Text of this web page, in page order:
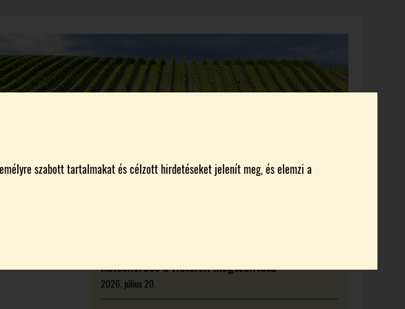
szabott tartalmakat és célzott hirdetéseket jelenít meg, és elemzi a
kulcskérdés a fiatalok megszólítása
2026. július 20.